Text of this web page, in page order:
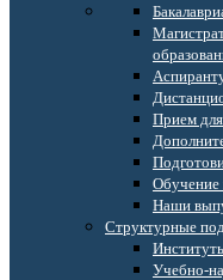
Прием
Обучение
Наши
Структурные
Учебно-